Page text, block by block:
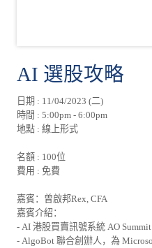
AI 選股攻略
日期 : 11/04/2023 (二)
時間 : 5:00pm - 6:00pm
地點 : 線上形式
名額 : 100位
費用 : 免費
嘉賓：曾啟邦Rex, CFA
嘉賓介紹：
- AI 港股買賣訊號系統 AO
- AlgoBot 聯合創辦人，為